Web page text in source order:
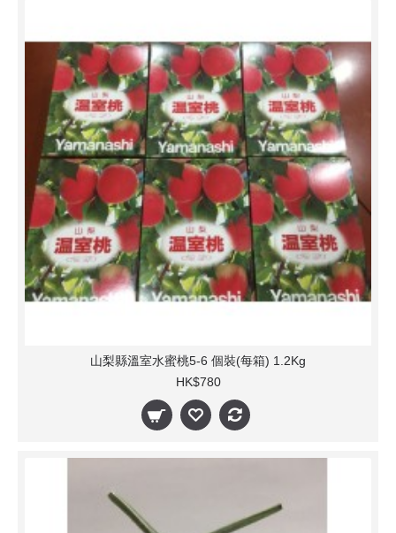
山梨縣溫室水蜜桃5-6 個裝(每箱) 1.2Kg
HK$780